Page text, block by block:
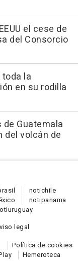
el cese de
del Consorcio
la
en su rodilla
Guatemala
del volcán de
notichile
notipanama
uruguay
legal
Política de cookies
Hemeroteca